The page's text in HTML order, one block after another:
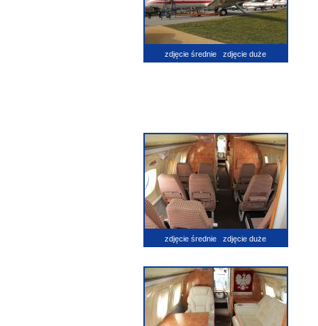
zdjęcie średnie zdjęcie duże
zdjęcie średnie zdjęcie duże